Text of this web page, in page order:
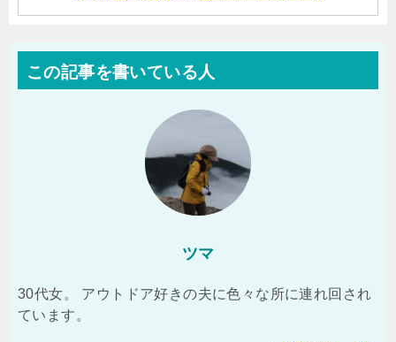
この記事を書いている人
ツマ
30代女。 アウトドア好きの夫に色々な所に連れ回され
ています。